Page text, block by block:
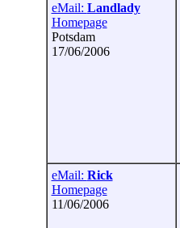
eMail: Landlady
Homepage
Potsdam
17/06/2006
eMail: Rick
Homepage
11/06/2006